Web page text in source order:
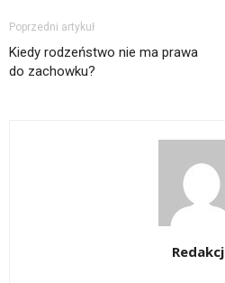
Poprzedni artykuł
Kiedy rodzeństwo nie ma prawa
do zachowku?